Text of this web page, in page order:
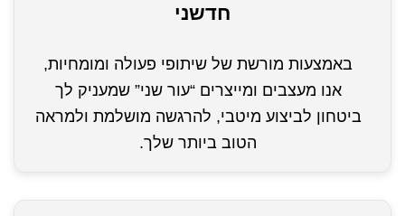
חדשני
באמצעות מורשת של שיתופי פעולה ומומחיות,
אנו מעצבים ומייצרים “עור שני” שמעניק לך
ביטחון לביצוע מיטבי, להרגשה מושלמת ולמראה
הטוב ביותר שלך.